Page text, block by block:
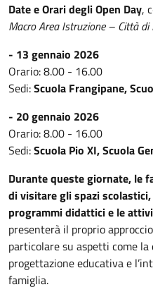
Date e Orari degli Open Day,
Macro Area Istruzione – Città di
- 13 gennaio 2026
Orario: 8.00 - 16.00
Sedi:Scuola Frangipane,
- 20 gennaio 2026
Orario: 8.00 - 16.00
Sedi:Scuola Pio XI, Scuola
Durante queste giornate, le
di visitare gli spazi
programmi didattici e le
presenterà il proprio
particolare su aspetti come
progettazione educativa e
famiglia.